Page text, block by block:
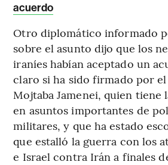
acuerdo
Otro diplomático informado
sobre el asunto dijo que los
iraníes habían aceptado un
claro si ha sido firmado por
Mojtaba Jamenei, quien tiene
en asuntos importantes de
militares, y que ha estado
que estalló la guerra con los
e Israel contra Irán a finales